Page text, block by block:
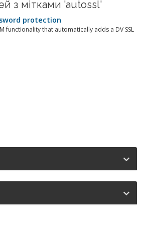
з мітками 'autossl'
protection
functionality that automatically adds a DV SSL